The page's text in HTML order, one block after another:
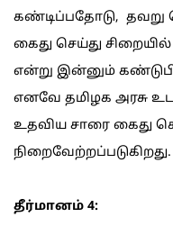
கண்டிப்பதோடு, தவறு
கைது செய்து
என்று இன்னும்
எனவே தமிழக அரசு
உதவிய சாரை கைது
நிறைவேற்றப்படுகிறது.
தீர்மானம் 4: